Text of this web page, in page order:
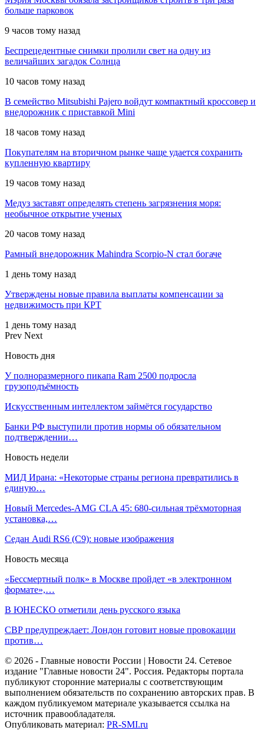
больше парковок
9 часов тому назад
Беспрецедентные снимки пролили свет на одну из
величайших загадок Солнца
10 часов тому назад
В семейство Mitsubishi Pajero войдут компактный кроссовер и
внедорожник с приставкой Mini
18 часов тому назад
Покупателям на вторичном рынке чаще удается сохранить
купленную квартиру
19 часов тому назад
Медуз заставят определять степень загрязнения моря:
необычное открытие ученых
20 часов тому назад
Рамный внедорожник Mahindra Scorpio-N стал богаче
1 день тому назад
Утверждены новые правила выплаты компенсации за
недвижимость при КРТ
1 день тому назад
Prev Next
Новость дня
У полноразмерного пикапа Ram 2500 подросла
грузоподъёмность
Искусственным интеллектом займётся государство
Банки РФ выступили против нормы об обязательном
подтверждении…
Новость недели
МИД Ирана: «Некоторые страны региона превратились в
единую…
Новый Mercedes-AMG CLA 45: 680-сильная трёхмоторная
установка,…
Седан Audi RS6 (C9): новые изображения
Новость месяца
«Бессмертный полк» в Москве пройдет «в электронном
формате»,…
В ЮНЕСКО отметили день русского языка
СВР предупреждает: Лондон готовит новые провокации
против…
© 2026 - Главные новости России | Новости 24. Сетевое
издание "Главные новости 24". Россия. Редакторы портала
публикуют сторонние материалы с соответствующим
выполнением обязательств по сохранению авторских прав. В
каждом публикуемом материале указывается ссылка на
источник правообладателя.
Опубликовать материал: PR-SMI.ru